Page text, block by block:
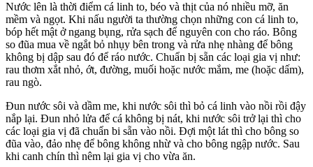
Nước lên là thời điểm cá linh to, béo và thịt của nó nhiều mỡ, ăn
mềm và ngọt. Khi nấu người ta thường chọn những con cá linh to,
bóp hết mật ở ngang bụng, rửa sạch để nguyên con cho ráo. Bông
so đũa mua về ngắt bỏ nhụy bên trong và rửa nhẹ nhàng để bông
không bị dập sau đó để ráo nước. Chuẩn bị sẵn các loại gia vị như:
rau thơm xắt nhỏ, ớt, đường, muối hoặc nước mắm, me (hoặc dấm),
rau ngò.
Đun nước sôi và dầm me, khi nước sôi thì bỏ cá linh vào nồi rồi đậy
nắp lại. Đun nhỏ lửa để cá không bị nát, khi nước sôi trở lại thì cho
các loại gia vị đã chuẩn bi sẵn vào nồi. Đợi một lát thì cho bông so
đũa vào, đảo nhẹ để bông không nhừ và cho bông ngập nước. Sau
khi canh chín thì nêm lại gia vị cho vừa ăn.